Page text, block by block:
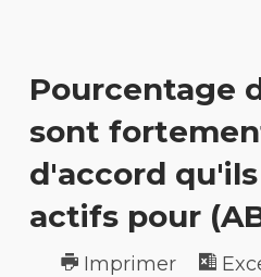
Pourcentage
sont
d'accord
actifs pour
Imprimer